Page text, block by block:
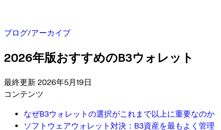
ブログ/アーカイブ
2026年版おすすめのB3ウォレット
最終更新 2026年5月19日
コンテンツ
なぜB3ウォレットの選択がこれまで以上に重要なのか
ソフトウェアウォレット対決：B3資産を最もよく管理